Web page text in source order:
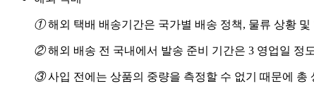
①해외 택배 배송기간은 국가별 배송 정책, 물류 상황
②해외 배송 전 국내에서 발송 준비 기간은 3 영업일 정
③사입 전에는 상품의 중량을 측정할 수 없기 때문에 총